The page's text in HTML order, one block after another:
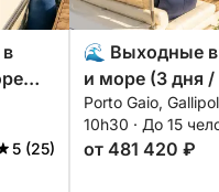
5 (25)
🌊 Выходные
и море (3 дня
Porto Gaio,
10h30 · До 15
от 481 420 ₽